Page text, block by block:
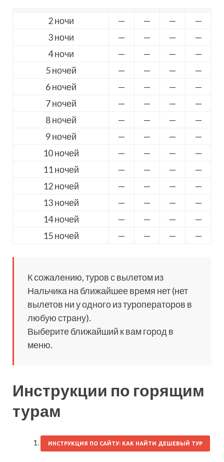
2 ночи — — —
—
3 ночи
— — —
—
4 ночи
— — —
—
5 ночей
— — —
—
6 ночей
— — —
—
7 ночей
— — —
—
8 ночей
— — —
—
9 ночей
— — —
—
10 ночей
— — —
—
11 ночей
— — —
—
12 ночей
— — —
—
13 ночей
— — —
—
14 ночей
— — —
—
15 ночей
— — — —
К сожалению, туров с вылетом из
Нальчика на ближайшее время нет (нет
вылетов ни у одного из туроператоров в
любую страну).
Выберите ближайший к вам город в
меню.
Инструкции по горящим
турам
ИНСТРУКЦИЯ ПО САЙТУ: КАК НАЙТИ ДЕШЕВЫЙ ТУР